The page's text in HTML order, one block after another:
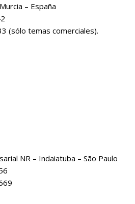
– España
(sólo temas comerciales).
NR – Indaiatuba – São Paulo